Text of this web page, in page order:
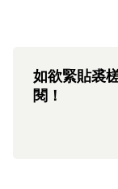
如欲緊貼裘
閱！